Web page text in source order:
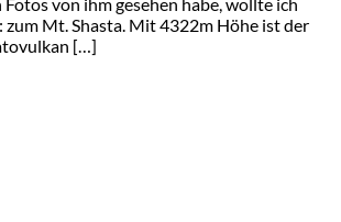
Mt. Shasta. Mit 4322m Höhe ist der
[…]